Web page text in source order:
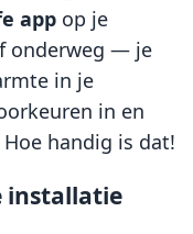
app op je
onderweg — je
in je
in en
handig is dat!
installatie